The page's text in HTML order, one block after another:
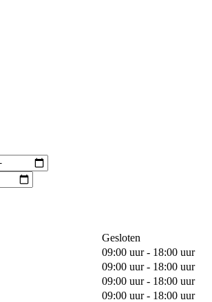
Gesloten
09:00 uur - 18:00 uur
09:00 uur - 18:00 uur
09:00 uur - 18:00 uur
09:00 uur - 18:00 uur